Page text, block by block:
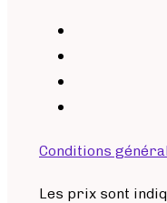
Conditions
Les prix sont